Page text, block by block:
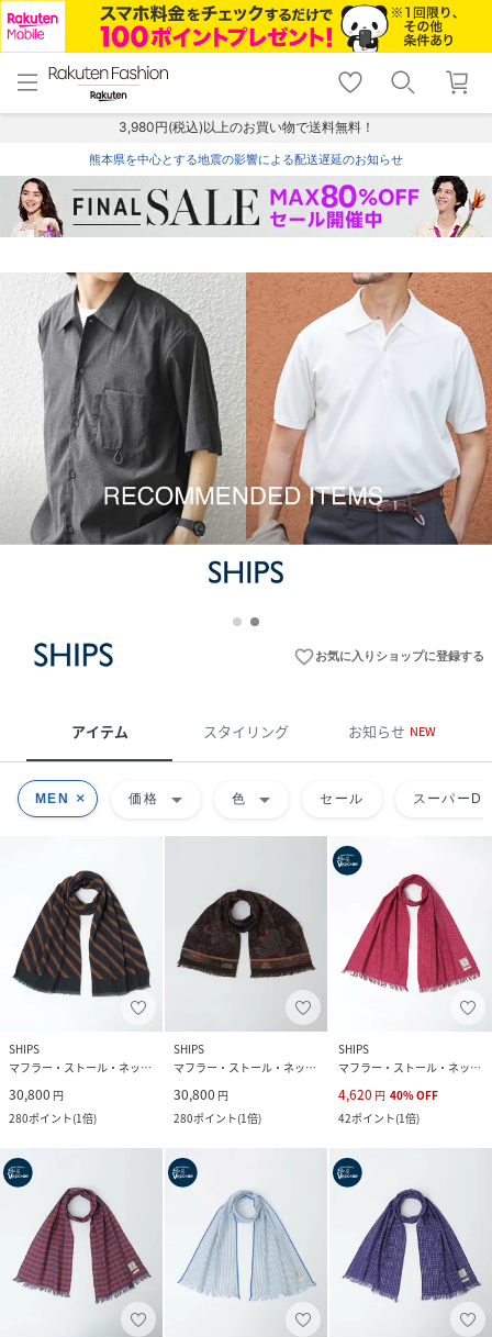
menu home
トップ
shopping_cart lock_outline
ログイン
3,980円(税込)以上のお買い物で送料無料！
熊本県を中心とする地震の影響による配送遅延のお知らせ
favorite_borderお気に入りショップに登録する
アイテム スタイリング お知らせ NEW
MEN 価格 arrow_drop_down 色 arrow_drop_down セール スーパー
SHIPS
マフラー・ストール・ネックウォーマー
30,800 円
280ポイント(1倍)
SHIPS
マフラー・ストール・ネックウォーマー
30,800 円
280ポイント(1倍)
SHIPS
マフラー・ストール・ネックウォーマー
4,620 円 40%OFF
42ポイント(1倍)